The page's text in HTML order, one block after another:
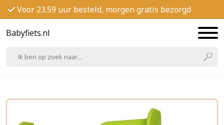
Voor 23.59 uur besteld, morgen gratis bezorgd
Babyfiets.nl